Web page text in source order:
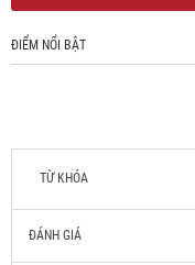
ĐIỂM NỔI BẬT
TỪ KHÓA
ĐÁNH GIÁ